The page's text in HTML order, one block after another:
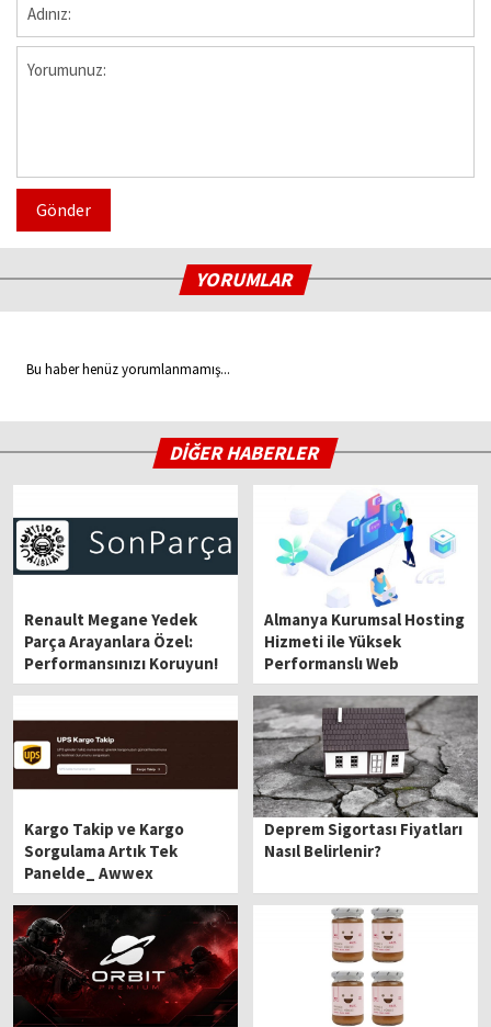
Gönder
YORUMLAR
Bu haber henüz yorumlanmamış...
DİĞER HABERLER
Renault Megane Yedek
Parça Arayanlara Özel:
Performansınızı Koruyun!
Almanya Kurumsal Hosting
Hizmeti ile Yüksek
Performanslı Web
Altyapısı Kurun
Kargo Takip ve Kargo
Sorgulama Artık Tek
Panelde_ Awwex
Deprem Sigortası Fiyatları
Nasıl Belirlenir?